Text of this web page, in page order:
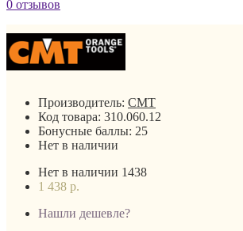
0 отзывов
Производитель: CMT
Код товара: 310.060.12
Бонусные баллы: 25
Нет в наличии
Нет в наличии 1438
1 438 р.
Нашли дешевле?